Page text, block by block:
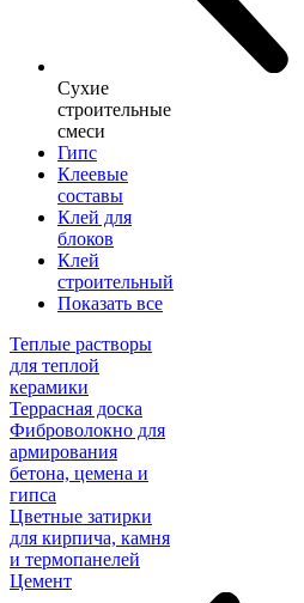
Сухие
строительные
смеси
Гипс
Клеевые
составы
Клей для
блоков
Клей
строительный
Показать все
Теплые растворы
для теплой
керамики
Террасная доска
Фиброволокно для
армирования
бетона, цемена и
гипса
Цветные затирки
для кирпича, камня
и термопанелей
Цемент